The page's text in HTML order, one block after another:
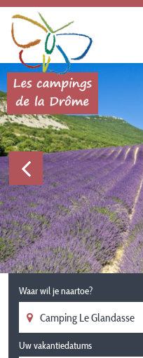
Waar wil je naartoe?
Uw vakantiedatums